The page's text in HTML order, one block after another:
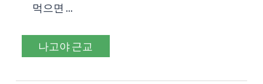
먹으면 ...
나고야 근교